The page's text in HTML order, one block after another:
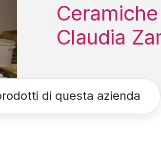
Claudia
di questa azienda